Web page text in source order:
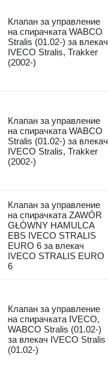
Клапан за управление
на спирачката WABCO
Stralis (01.02-) за влекач
IVECO Stralis, Trakker
(2002-)
Клапан за управление
на спирачката WABCO
Stralis (01.02-) за влекач
IVECO Stralis, Trakker
(2002-)
Клапан за управление
на спирачката ZAWÓR
GŁÓWNY HAMULCA
EBS IVECO STRALIS
EURO 6 за влекач
IVECO STRALIS EURO
6
Клапан за управление
на спирачката IVECO,
WABCO Stralis (01.02-)
за влекач IVECO Stralis
(01.02-)